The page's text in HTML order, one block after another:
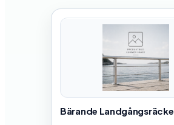
Bärande Landgångsräcke